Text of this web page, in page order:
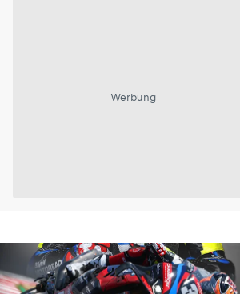
Werbung